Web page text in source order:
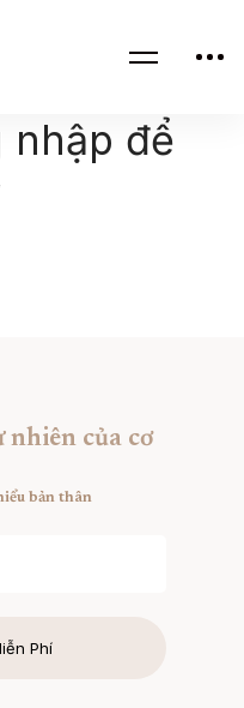
để
nhiên của cơ
bản thân
Phí